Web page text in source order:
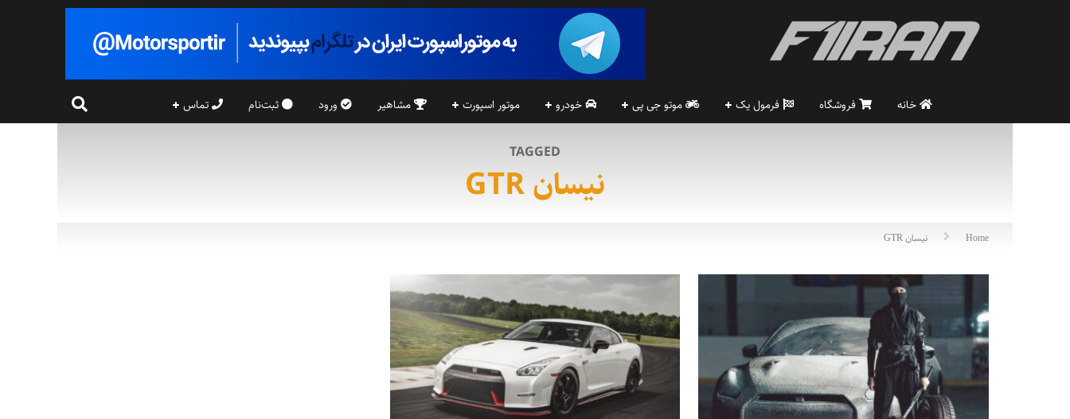
خانه فروشگاه فرمول یک موتو جی پی خودرو موتور اسپورت مشاهیر ورود ثبت‌نام تماس
TAGGED
نیسان GTR
Home نیسان GTR